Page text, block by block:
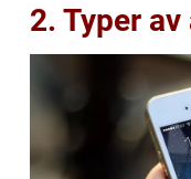
2. Typer